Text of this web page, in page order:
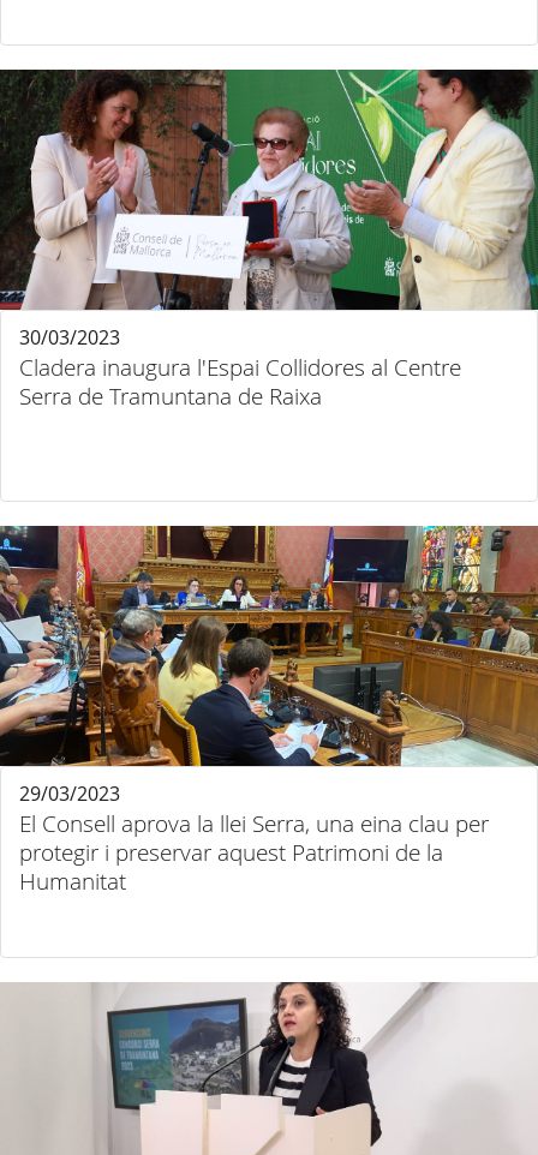
Cladera inaugura l'Espai Collidores al Centre
Serra de Tramuntana de Raixa
30/03/2023
El Consell aprova la llei Serra, una eina clau per
protegir i preservar aquest Patrimoni de la
Humanitat
29/03/2023